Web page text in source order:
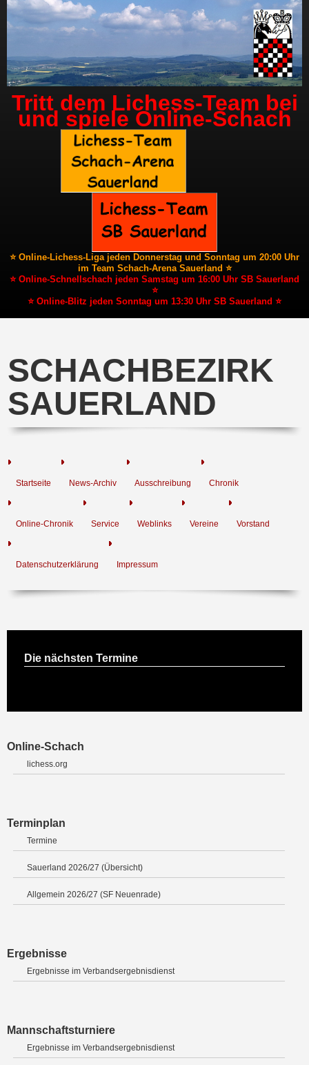
Tritt dem Lichess-Team bei
und spiele Online-Schach
⭐ Online-Lichess-Liga jeden Donnerstag und Sonntag um 20:00 Uhr
im Team Schach-Arena Sauerland ⭐
⭐ Online-Schnellschach jeden Samstag um 16:00 Uhr SB Sauerland
⭐
⭐ Online-Blitz jeden Sonntag um 13:30 Uhr SB Sauerland ⭐
SCHACHBEZIRK
SAUERLAND
Startseite News-Archiv Ausschreibung Chronik
Online-Chronik Service Weblinks Vereine Vorstand
Datenschutzerklärung Impressum
Die nächsten Termine
Online-Schach
lichess.org
Terminplan
Termine
Sauerland 2026/27 (Übersicht)
Allgemein 2026/27 (SF Neuenrade)
Ergebnisse
Ergebnisse im Verbandsergebnisdienst
Mannschaftsturniere
Ergebnisse im Verbandsergebnisdienst